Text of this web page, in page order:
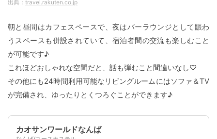
travel.rakuten.co.jp
朝と昼間はカフェスペースで、夜はバーラウンジとして賑わ
うスペースも併設されていて、宿泊者間の交流も楽しむこと
が可能です♪
これほどおしゃれな空間だと、話も弾むこと間違いなし♡
その他にも24時間利用可能なリビングルームにはソファ＆TV
が完備され、ゆったりとくつろぐことができます♪
カオサンワールドなんば